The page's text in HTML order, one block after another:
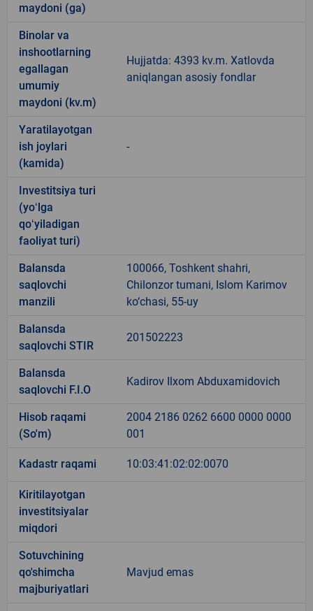
maydoni (ga)
Binolar va
inshootlarning
egallagan
umumiy
maydoni (kv.m)
Hujjatda: 4393 kv.m. Xatlovda
aniqlangan asosiy fondlar
Yaratilayotgan
ish joylari
(kamida)
-
Investitsiya turi
(yoʻlga
qoʻyiladigan
faoliyat turi)
Balansda
saqlovchi
manzili
100066, Toshkent shahri,
Chilonzor tumani, Islom Karimov
ko‘chasi, 55-uy
Balansda
saqlovchi STIR
201502223
Balansda
saqlovchi F.I.O
Kadirov Ilxom Abduxamidovich
Hisob raqami
(So'm)
2004 2186 0262 6600 0000 0000
001
Kadastr raqami 10:03:41:02:02:0070
Kiritilayotgan
investitsiyalar
miqdori
Sotuvchining
qo'shimcha
majburiyatlari
Mavjud emas